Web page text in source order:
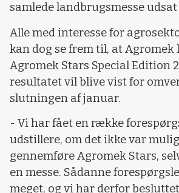
samlede landbrugsmesse
Alle med interesse for
kan dog se frem til, at Agromek
Agromek Stars Special Edition
resultatet vil blive vist for
slutningen af januar.
- Vi har fået en række
udstillere, om det ikke var
gennemføre Agromek Stars,
en messe. Sådanne
meget, og vi har derfor